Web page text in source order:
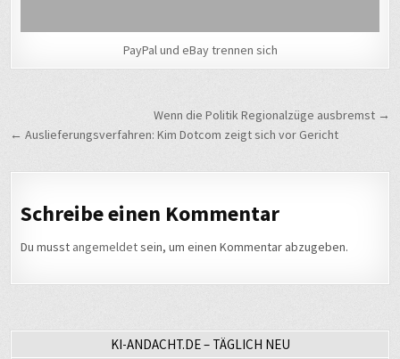
PayPal und eBay trennen sich
BeitragsnavigationWenn die Politik Regionalzüge ausbremst →
← Auslieferungsverfahren: Kim Dotcom zeigt sich vor Gericht
Schreibe einen Kommentar
Du musst angemeldetsein, um einen Kommentar abzugeben.
KI-ANDACHT.DE – TÄGLICH NEU